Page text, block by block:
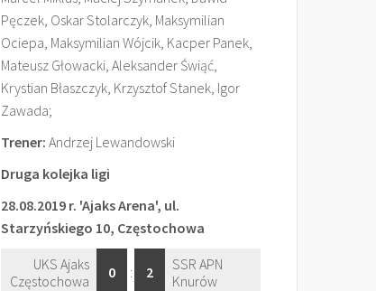
Pęczek, Oskar Stolarczyk, Maksymilian
Ociepa, Maksymilian Wójcik, Kacper Panek,
Mateusz Głowacki, Aleksander Świąć,
Krystian Błaszczyk, Krzysztof Stanek, Igor
Zawada;
Trener: Andrzej Lewandowski
Druga kolejka ligi
28.08.2019 r. 'Ajaks Arena', ul.
Starzyńskiego 10, Częstochowa
UKS Ajaks
Częstochowa
0 : 2
SSR APN
Knurów